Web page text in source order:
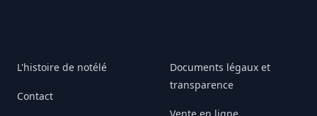
L'histoire de notélé
Contact
Documents légaux et
transparence